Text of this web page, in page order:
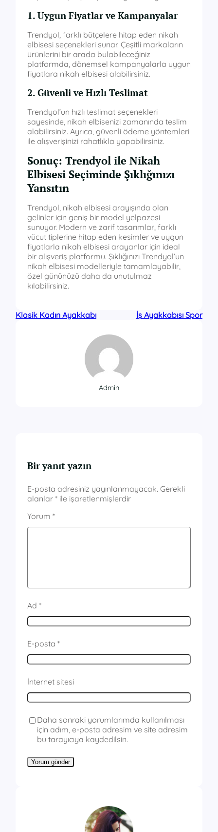
1. Uygun Fiyatlar ve Kampanyalar
Trendyol, farklı bütçelere hitap eden nikah
elbisesi seçenekleri sunar. Çeşitli markaların
ürünlerini bir arada bulabileceğiniz
platformda, dönemsel kampanyalarla uygun
fiyatlara nikah elbisesi alabilirsiniz.
2. Güvenli ve Hızlı Teslimat
Trendyol’un hızlı teslimat seçenekleri
sayesinde, nikah elbisenizi zamanında teslim
alabilirsiniz. Ayrıca, güvenli ödeme yöntemleri
ile alışverişinizi rahatlıkla yapabilirsiniz.
Sonuç: Trendyol ile Nikah
Elbisesi Seçiminde Şıklığınızı
Yansıtın
Trendyol, nikah elbisesi arayışında olan
gelinler için geniş bir model yelpazesi
sunuyor. Modern ve zarif tasarımlar, farklı
vücut tiplerine hitap eden kesimler ve uygun
fiyatlarla nikah elbisesi arayanlar için ideal
bir alışveriş platformu. Şıklığınızı Trendyol’un
nikah elbisesi modelleriyle tamamlayabilir,
özel gününüzü daha da unutulmaz
kılabilirsiniz.
Klasik Kadın Ayakkabı İş Ayakkabısı Spor
Admin
Bir yanıt yazın
E-posta adresiniz yayınlanmayacak. Gerekli
alanlar * ile işaretlenmişlerdir
Yorum *
Ad *
E-posta *
İnternet sitesi
Daha sonraki yorumlarımda kullanılması
için adım, e-posta adresim ve site adresim
bu tarayıcıya kaydedilsin.